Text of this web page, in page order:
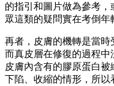
的指引和圖片做為參考
眾這類的疑問實在考倒年
再者，皮膚的機轉是當時
而真皮層在修復的過程
皮膚內含有的膠原蛋白
下陷、收縮的情形，所